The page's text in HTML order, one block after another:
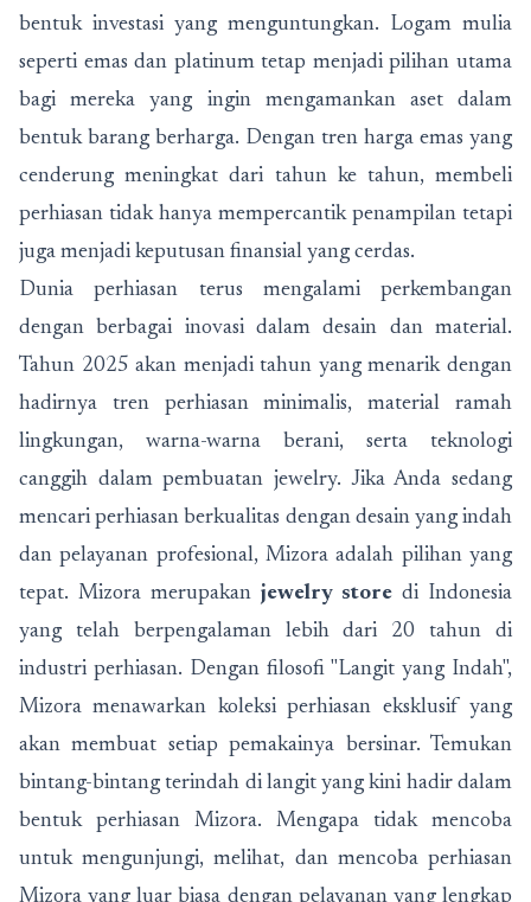
bentuk investasi yang menguntungkan. Logam mulia
seperti emas dan platinum tetap menjadi pilihan utama
bagi mereka yang ingin mengamankan aset dalam
bentuk barang berharga. Dengan tren harga emas yang
cenderung meningkat dari tahun ke tahun, membeli
perhiasan tidak hanya mempercantik penampilan tetapi
juga menjadi keputusan finansial yang cerdas.
Dunia perhiasan terus mengalami perkembangan
dengan berbagai inovasi dalam desain dan material.
Tahun 2025 akan menjadi tahun yang menarik dengan
hadirnya tren perhiasan minimalis, material ramah
lingkungan, warna-warna berani, serta teknologi
canggih dalam pembuatan jewelry. Jika Anda sedang
mencari perhiasan berkualitas dengan desain yang indah
dan pelayanan profesional, Mizora adalah pilihan yang
tepat. Mizora merupakan jewelry store di Indonesia
yang telah berpengalaman lebih dari 20 tahun di
industri perhiasan. Dengan filosofi "Langit yang Indah",
Mizora menawarkan koleksi perhiasan eksklusif yang
akan membuat setiap pemakainya bersinar. Temukan
bintang-bintang terindah di langit yang kini hadir dalam
bentuk perhiasan Mizora. Mengapa tidak mencoba
untuk mengunjungi, melihat, dan mencoba perhiasan